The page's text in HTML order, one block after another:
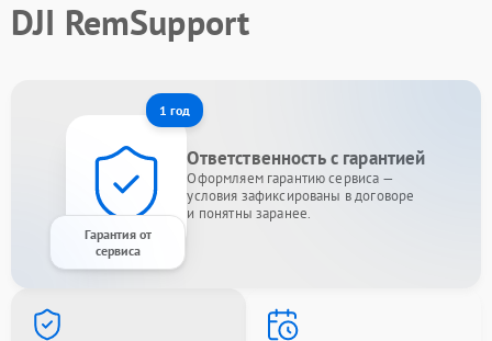
DJI RemSupport
1 год
Гарантия от
сервиса
Ответственность с гарантией
Оформляем гарантию сервиса —
условия зафиксированы в договоре
и понятны заранее.